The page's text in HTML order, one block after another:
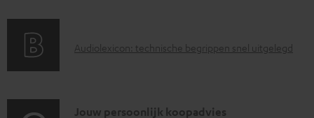
n
n
A
i
Audiolexicon: technische begrippen snel uitgelegd
C
Jouw persoonlijk koopadvies